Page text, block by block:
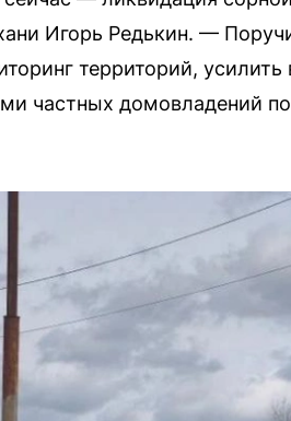
Игорь Редькин. —
территорий,
частных домовладений